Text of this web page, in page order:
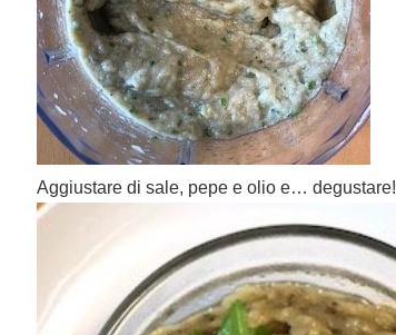
Aggiustare di sale, pepe e olio e… degustare!